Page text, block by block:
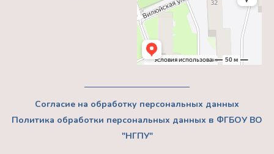
Согласие на обработку персональных данных
Политика обработки персональных данных в ФГБОУ ВО
"НГПУ"